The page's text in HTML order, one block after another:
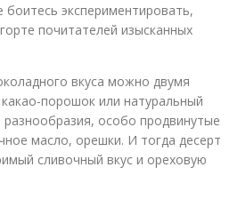
экспериментировать,
почитателей изысканных
вкуса можно двумя
порошок или натуральный
особо продвинутые
масло, орешки. И тогда десерт
сливочный вкус и ореховую